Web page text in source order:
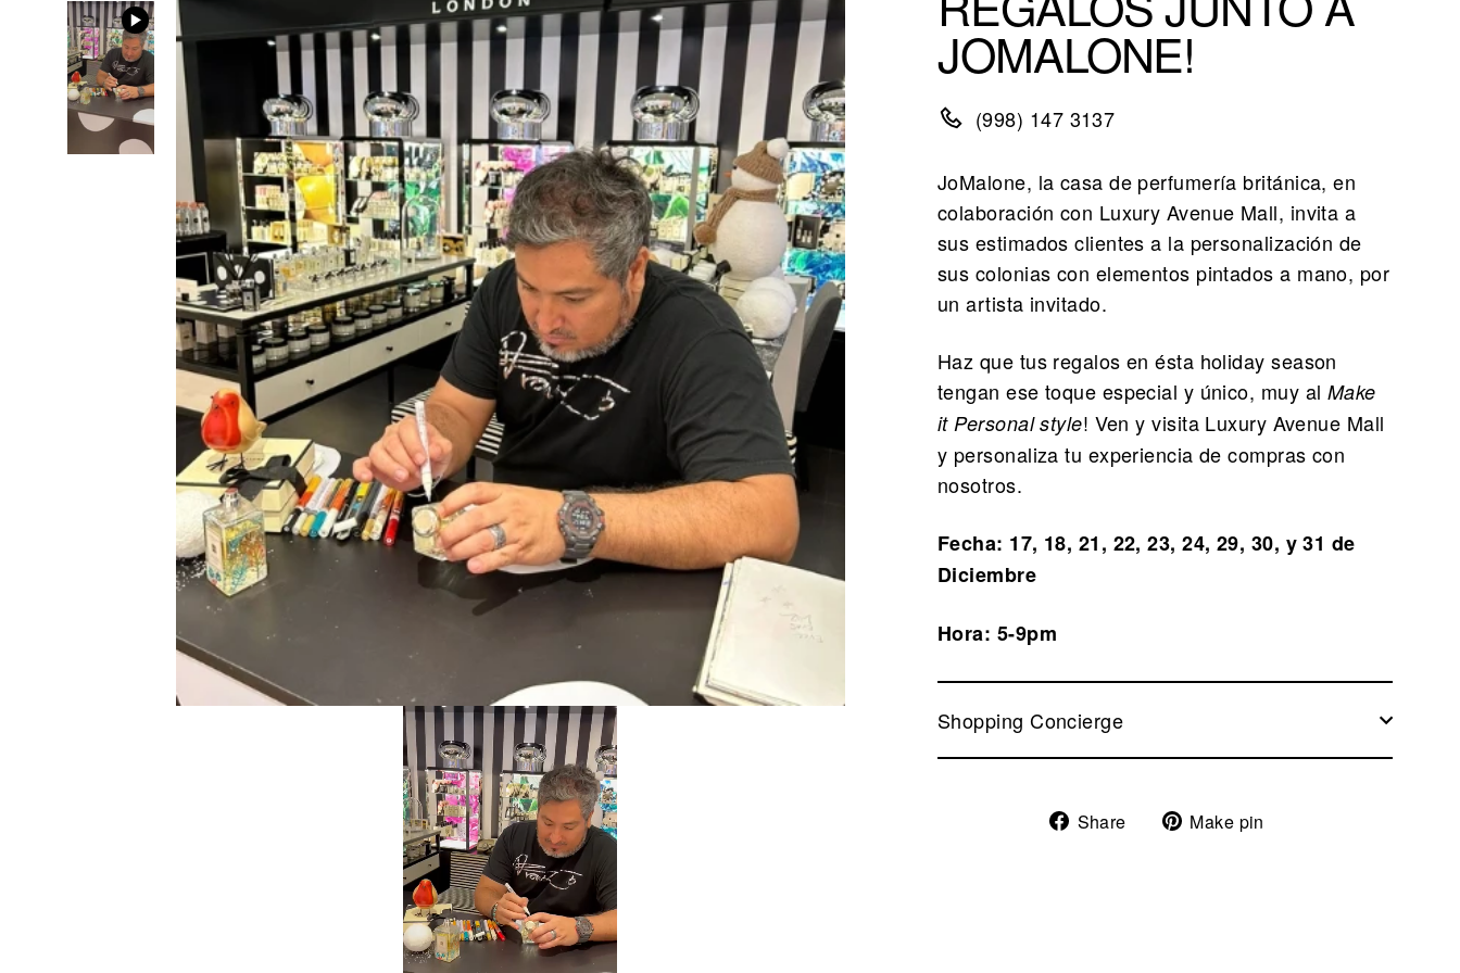
JOMALONE!
(998) 147 3137
JoMalone, la casa de perfumería británica, en
colaboración con Luxury Avenue Mall, invita a
sus estimados clientes a la personalización de
sus colonias con elementos pintados a mano, por
un artista invitado.
Haz que tus regalos en ésta holiday season
tengan ese toque especial y único, muy al Make
it Personal style! Ven y visita Luxury Avenue Mall
y personaliza tu experiencia de compras con
nosotros.
Fecha: 17, 18, 21, 22, 23, 24, 29, 30, y 31 de
Diciembre
Hora: 5-9pm
Shopping Concierge
Share
ShareMake pin